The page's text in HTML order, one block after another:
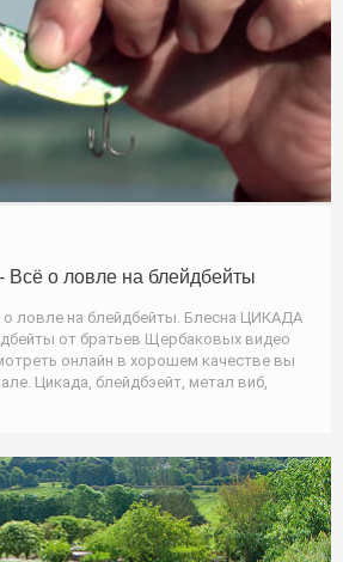
о ловле на блейдбейты
ловле на блейдбейты. Блесна ЦИКАДА
от братьев Щербаковых видео
онлайн в хорошем качестве вы
Цикада, блейдбэейт, метал виб,